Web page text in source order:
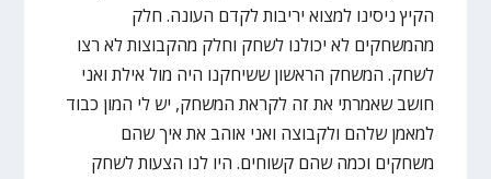
הקיץ ניסינו למצוא יריבות לקדם העונה. חלק
מהמשחקים לא יכולנו לשחק וחלק מהקבוצות לא רצו
לשחק. המשחק הראשון ששיחקנו היה מול אילת ואני
חושב שאמרתי את זה לקראת המשחק, יש לי המון כבוד
למאמן שלהם ולקבוצה ואני אוהב את איך שהם
משחקים וכמה שהם קשוחים. היו לנו הצעות לשחק